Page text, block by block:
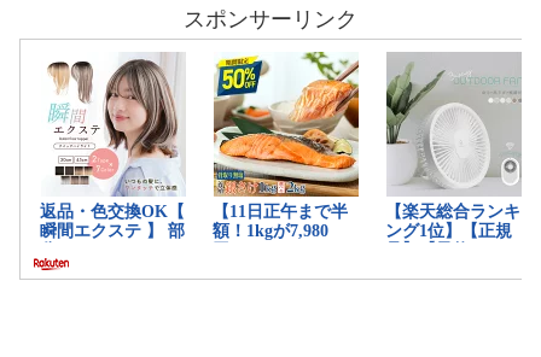
スポンサーリンク